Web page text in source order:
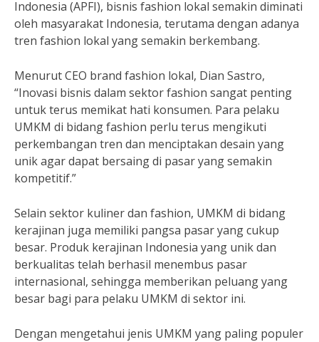
Indonesia (APFI), bisnis fashion lokal semakin diminati
oleh masyarakat Indonesia, terutama dengan adanya
tren fashion lokal yang semakin berkembang.
Menurut CEO brand fashion lokal, Dian Sastro,
“Inovasi bisnis dalam sektor fashion sangat penting
untuk terus memikat hati konsumen. Para pelaku
UMKM di bidang fashion perlu terus mengikuti
perkembangan tren dan menciptakan desain yang
unik agar dapat bersaing di pasar yang semakin
kompetitif.”
Selain sektor kuliner dan fashion, UMKM di bidang
kerajinan juga memiliki pangsa pasar yang cukup
besar. Produk kerajinan Indonesia yang unik dan
berkualitas telah berhasil menembus pasar
internasional, sehingga memberikan peluang yang
besar bagi para pelaku UMKM di sektor ini.
Dengan mengetahui jenis UMKM yang paling populer